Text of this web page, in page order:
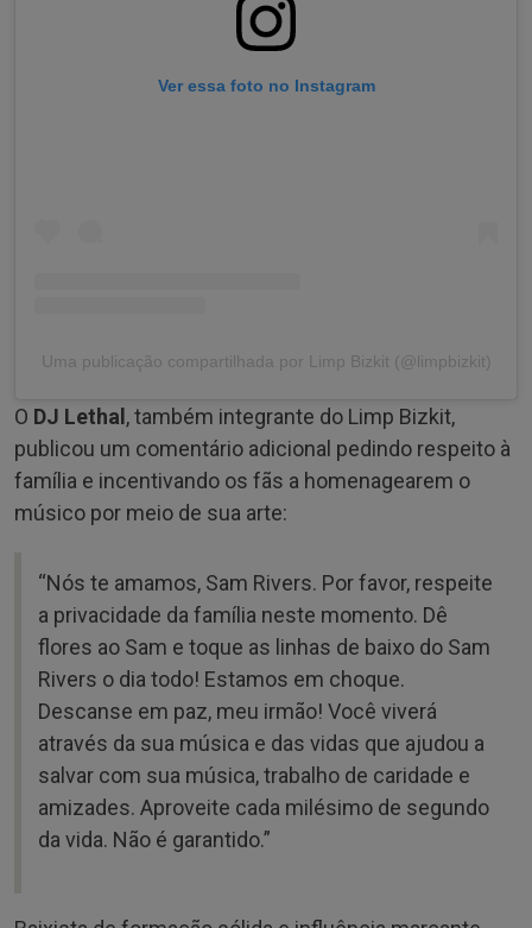
Ver essa foto no Instagram
Uma publicação compartilhada por Limp Bizkit (@limpbizkit)
O DJ Lethal , também integrante do Limp Bizkit,
publicou um comentário adicional pedindo respeito à
família e incentivando os fãs a homenagearem o
músico por meio de sua arte:
“Nós te amamos, Sam Rivers. Por favor, respeite
a privacidade da família neste momento. Dê
flores ao Sam e toque as linhas de baixo do Sam
Rivers o dia todo! Estamos em choque.
Descanse em paz, meu irmão! Você viverá
através da sua música e das vidas que ajudou a
salvar com sua música, trabalho de caridade e
amizades. Aproveite cada milésimo de segundo
da vida. Não é garantido.”